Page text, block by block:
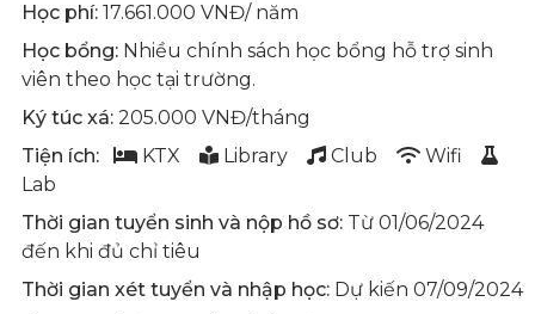
Học phí: 17.661.000 VNĐ/ năm
Học bổng: Nhiều chính sách học bổng hỗ trợ sinh
viên theo học tại trường.
Ký túc xá: 205.000 VNĐ/tháng
Tiện ích:
KTX Library Club
Wifi
Lab
Thời gian tuyển sinh và nộp hồ sơ: Từ 01/06/2024
đến khi đủ chỉ tiêu
Thời gian xét tuyển và nhập học: Dự kiến 07/09/2024